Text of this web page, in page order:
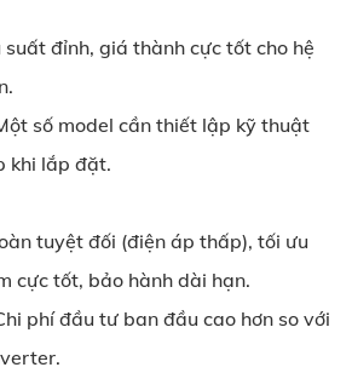
đỉnh, giá thành cực tốt cho hệ
số model cần thiết lập kỹ thuật
khi lắp đặt.
tuyệt đối (điện áp thấp), tối ưu
cực tốt, bảo hành dài hạn.
phí đầu tư ban đầu cao hơn so với